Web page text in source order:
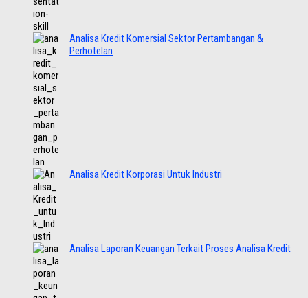
Analisa Kredit Komersial Sektor Pertambangan &
Perhotelan
Analisa Kredit Korporasi Untuk Industri
Analisa Laporan Keuangan Terkait Proses Analisa Kredit